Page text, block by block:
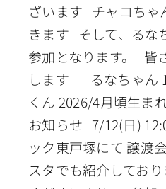
ざいます チャコちゃ
きます そして、るな
参加となります。 皆
します るなちゃん
くん 2026/4月頃生
お知らせ 7/12(日)
ック東戸塚にて 譲渡
スタでも紹介してお